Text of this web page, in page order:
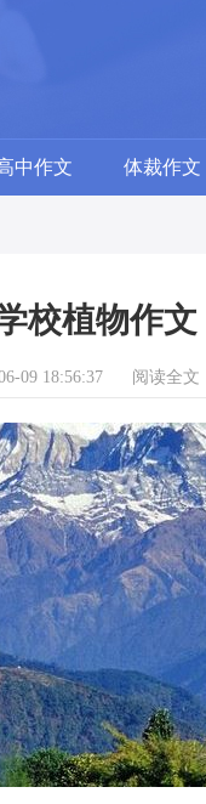
中作文 体裁作文
校植物作文
09 18:56:37 阅读全文